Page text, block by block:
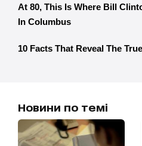
Новини по темі